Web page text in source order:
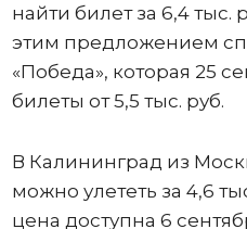
найти билет за 6,4 тыс.
этим предложением
«Победа», которая 25
билеты от 5,5 тыс. руб.
В Калининград из
можно улететь за 4,6
цена доступна 6